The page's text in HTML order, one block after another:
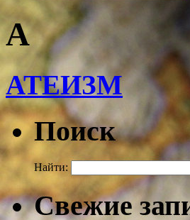
А
АТЕИЗМ
Поиск
Найти:
Свежие